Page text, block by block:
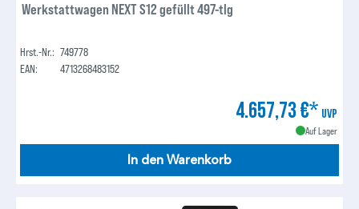
Werkstattwagen NEXT S12 gefüllt 497-tlg
Hrst.-Nr.: 749778
EAN:
4713268483152
4.657,73 €* UVP
Auf Lager
In den Warenkorb